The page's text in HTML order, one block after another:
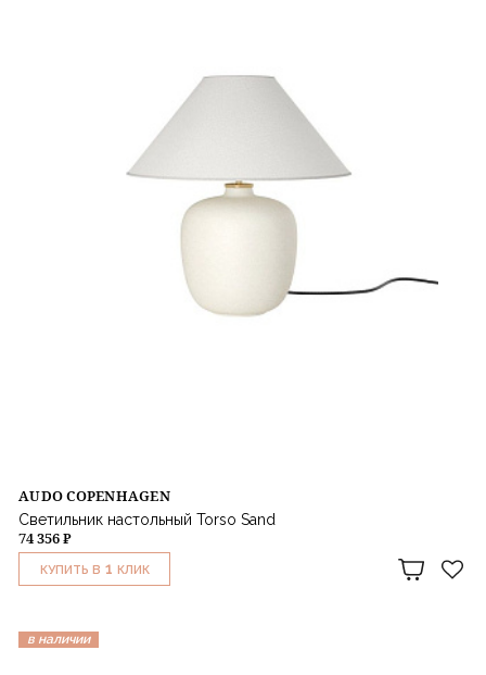
AUDO COPENHAGEN
Светильник настольный Torso Sand
74 356 ₽
КУПИТЬ В 1 КЛИК
в наличии